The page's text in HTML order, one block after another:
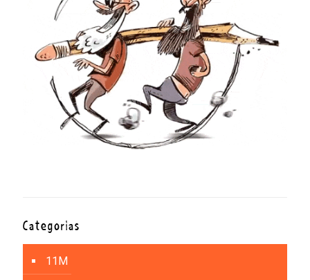
Categorías
11M